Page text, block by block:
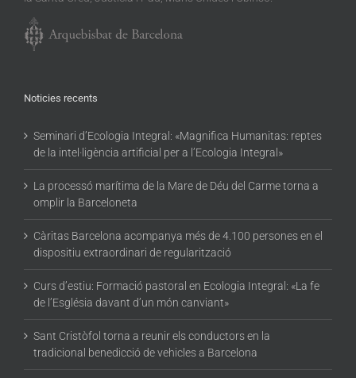
Noticies recents
Seminari d’Ecologia Integral: «Magnifica Humanitas: reptes
de la intel·ligència artificial per a l’Ecologia Integral»
La processó marítima de la Mare de Déu del Carme torna a
omplir la Barceloneta
Càritas Barcelona acompanya més de 4.100 persones en el
dispositiu extraordinari de regularització
Curs d’estiu: Formació pastoral en Ecologia Integral: «La fe
de l’Església davant d’un món canviant»
Sant Cristòfol torna a reunir els conductors en la
tradicional benedicció de vehicles a Barcelona